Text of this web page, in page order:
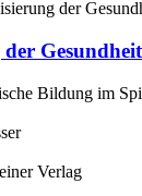
Bildung im
Verlag